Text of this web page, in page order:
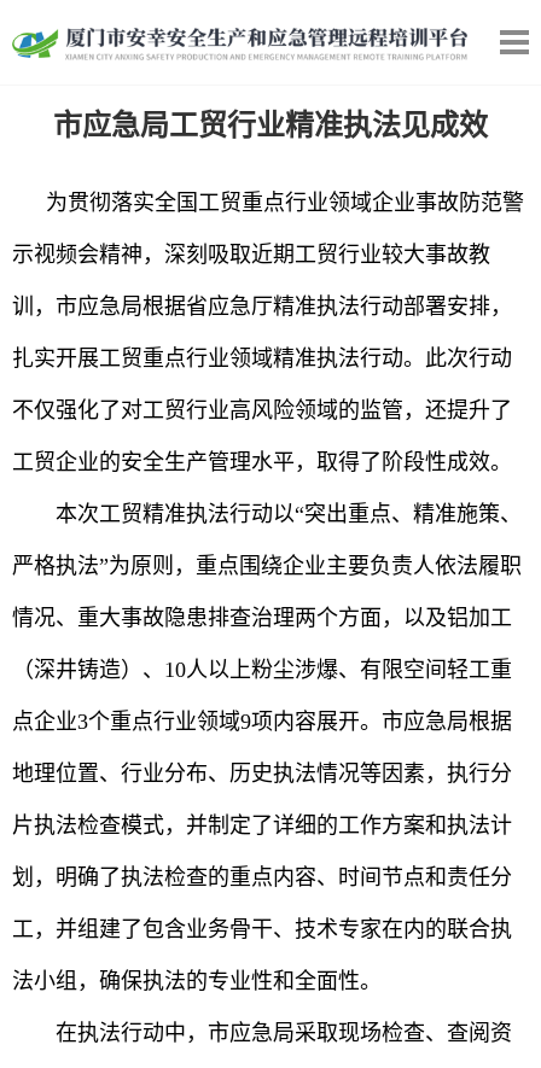
市应急局工贸行业精准执法见成效
为贯彻落实全国工贸重点行业领域企业事故防范警
示视频会精神，深刻吸取近期工贸行业较大事故教
训，市应急局根据省应急厅精准执法行动部署安排，
扎实开展工贸重点行业领域精准执法行动。此次行动
不仅强化了对工贸行业高风险领域的监管，还提升了
工贸企业的安全生产管理水平，取得了阶段性成效。
本次工贸精准执法行动以“突出重点、精准施策、
严格执法”为原则，重点围绕企业主要负责人依法履职
情况、重大事故隐患排查治理两个方面，以及铝加工
（深井铸造）、10人以上粉尘涉爆、有限空间轻工重
点企业3个重点行业领域9项内容展开。市应急局根据
地理位置、行业分布、历史执法情况等因素，执行分
片执法检查模式，并制定了详细的工作方案和执法计
划，明确了执法检查的重点内容、时间节点和责任分
工，并组建了包含业务骨干、技术专家在内的联合执
法小组，确保执法的专业性和全面性。
在执法行动中，市应急局采取现场检查、查阅资